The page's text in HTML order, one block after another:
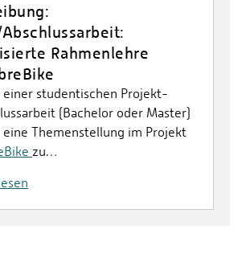
Rahmenlehre
einer studentischen Projekt-
(Bachelor oder Master)
eine Themenstellung im Projekt
zu…